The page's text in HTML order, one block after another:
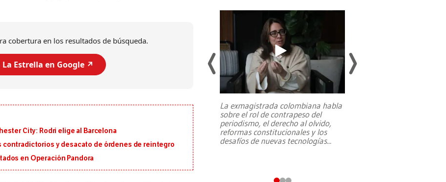
cobertura en los resultados de búsqueda.
La Estrella en Google ↗️
City: Rodri elige al Barcelona
contradictorios y desacato de órdenes de reintegro
en Operación Pandora
al sur de Japón, provocando una
La exmagistrada colombiana habla
sobre el rol de contrapeso del
periodismo, el derecho al olvido,
reformas constitucionales y los
desafíos de nuevas tecnologías...